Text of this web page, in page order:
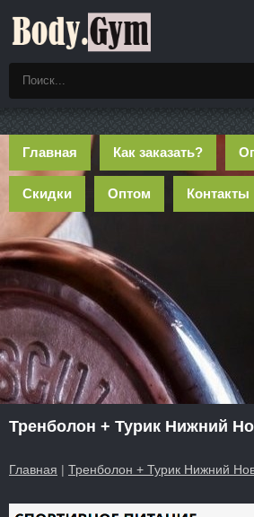
Главная Как заказать?
Скидки Оптом Контакты
Тренболон + Турик Нижний
Главная | Тренболон + Турик Нижний